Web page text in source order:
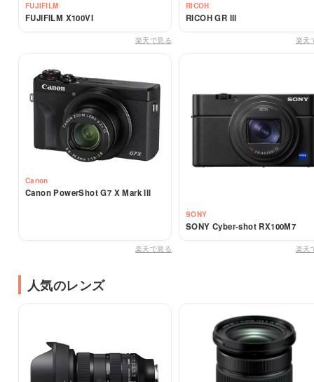
FUJIFILM
FUJIFILM X100VI
楽天で見る
RICOH
RICOH GR III
楽天
Canon
Canon PowerShot G7 X Mark III
楽天で見る
SONY
SONY Cyber-shot RX100M7
楽天
人気のレンズ